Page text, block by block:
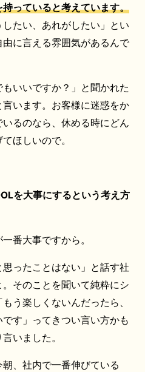
っていると考えています。
たい、あれがしたい」とい
に言える雰囲気があるんで
いいですか？」と聞かれた
います。お客様に迷惑をか
るのなら、休める時にどん
ほしいので。
を大事にするという考え方
番大事ですから。
ったことはない」と話す社
そのことを聞いて純粋にシ
う楽しくないんだったら、
す」ってきつい言い方かも
いました。
、社内で一番伸びている